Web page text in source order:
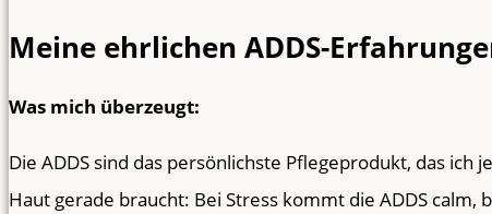
Meine ehrlichen ADDS-
Was mich überzeugt:
Die ADDS sind das persönlichste Pflegeprodukt, das
Haut gerade braucht: Bei Stress kommt die ADDS